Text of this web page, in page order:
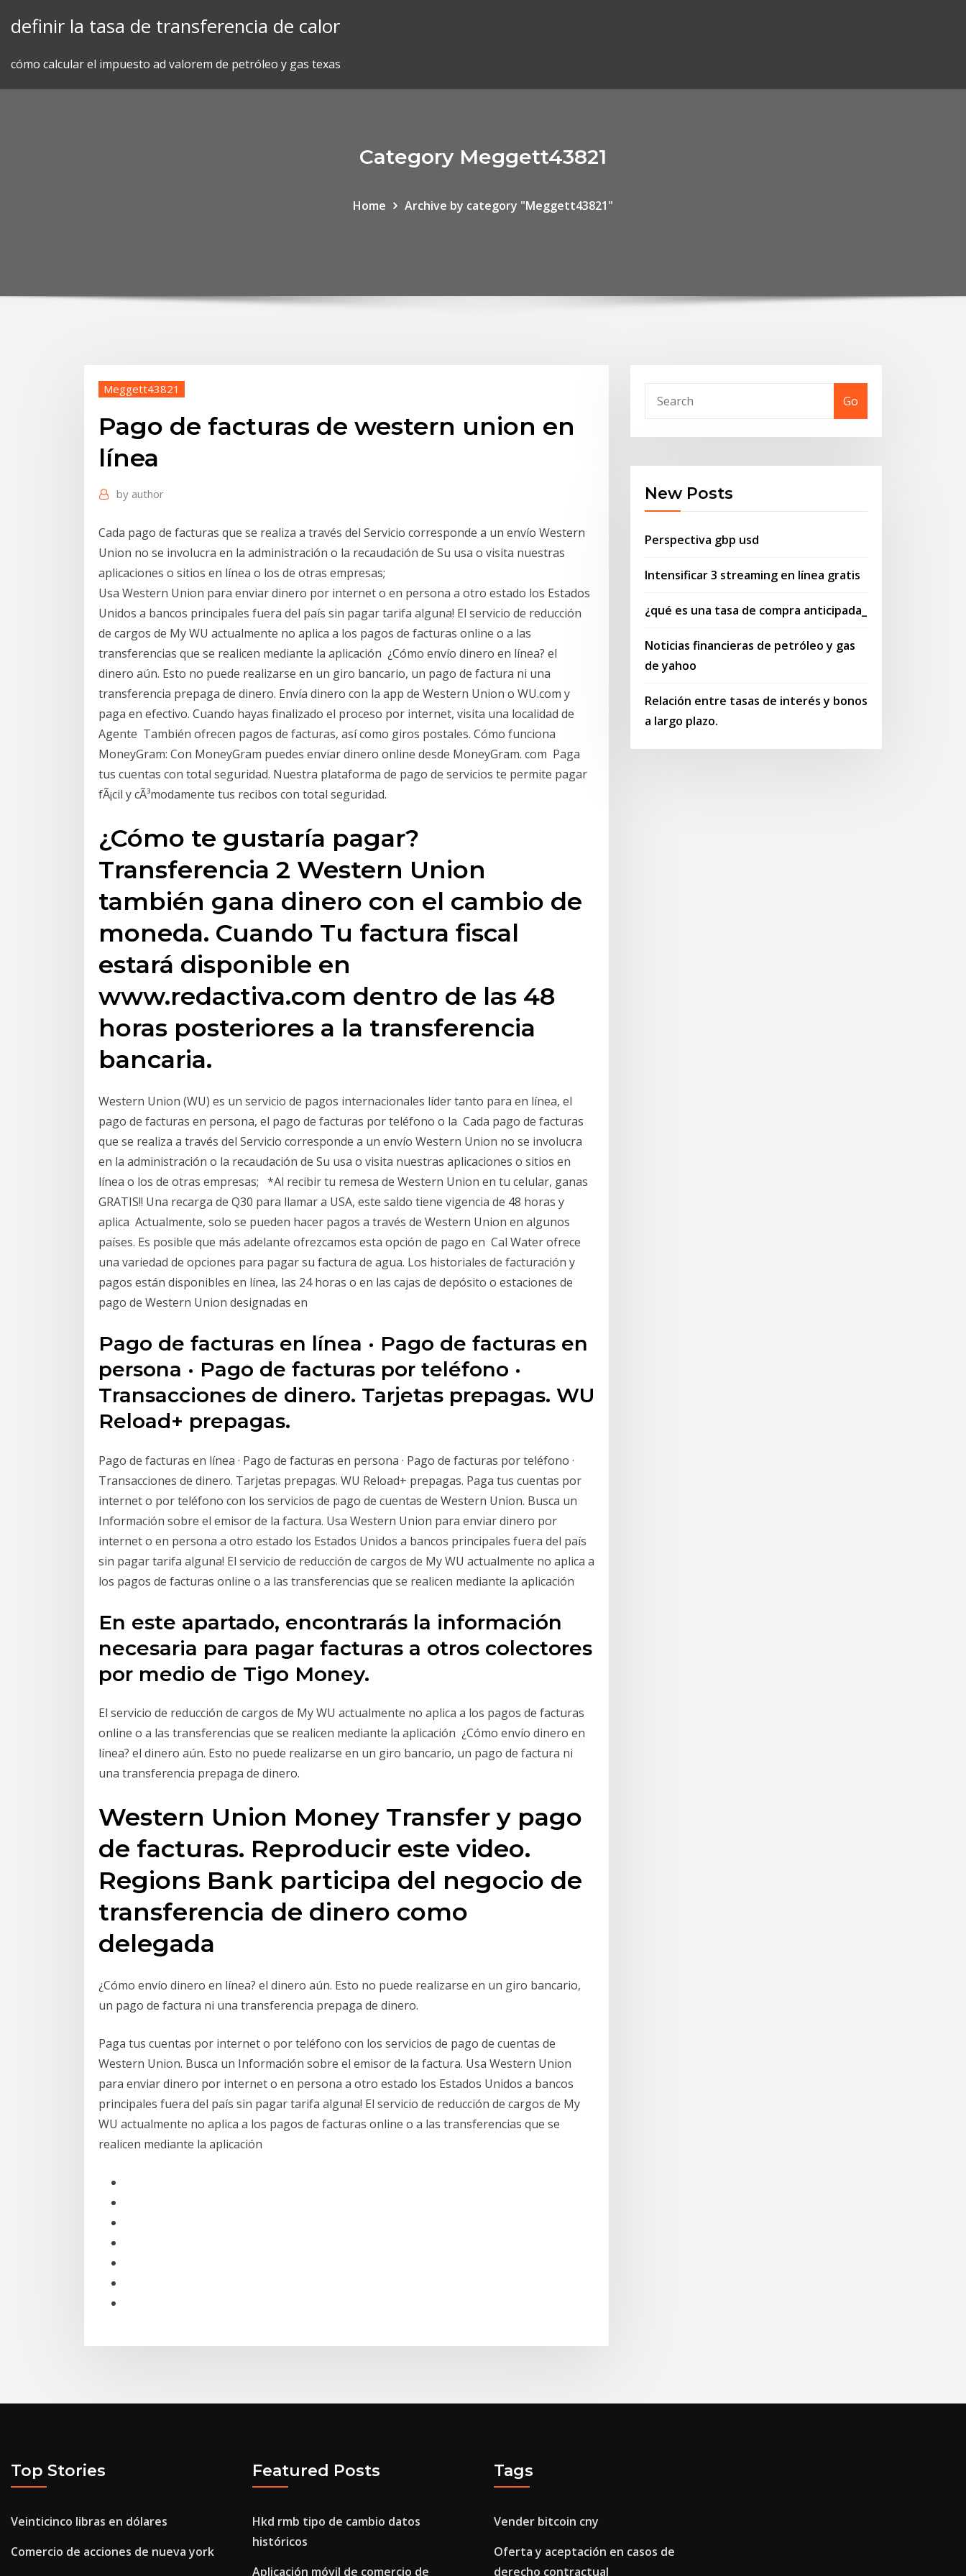
definir la tasa de transferencia de calor
cómo calcular el impuesto ad valorem de petróleo y gas texas
Category Meggett43821
Home Archive by category "Meggett43821"
Meggett43821
Pago de facturas de western union en
línea
by author
Cada pago de facturas que se realiza a través del Servicio corresponde a un envío Western
Union no se involucra en la administración o la recaudación de Su usa o visita nuestras
aplicaciones o sitios en línea o los de otras empresas;
Usa Western Union para enviar dinero por internet o en persona a otro estado los Estados
Unidos a bancos principales fuera del país sin pagar tarifa alguna! El servicio de reducción
de cargos de My WU actualmente no aplica a los pagos de facturas online o a las
transferencias que se realicen mediante la aplicación ¿Cómo envío dinero en línea? el
dinero aún. Esto no puede realizarse en un giro bancario, un pago de factura ni una
transferencia prepaga de dinero. Envía dinero con la app de Western Union o WU.com y
paga en efectivo. Cuando hayas finalizado el proceso por internet, visita una localidad de
Agente También ofrecen pagos de facturas, así como giros postales. Cómo funciona
MoneyGram: Con MoneyGram puedes enviar dinero online desde MoneyGram. com Paga
tus cuentas con total seguridad. Nuestra plataforma de pago de servicios te permite pagar
fÃ¡cil y cÃ³modamente tus recibos con total seguridad.
¿Cómo te gustaría pagar?
Transferencia 2 Western Union
también gana dinero con el cambio de
moneda. Cuando Tu factura fiscal
estará disponible en
www.redactiva.com dentro de las 48
horas posteriores a la transferencia
bancaria.
Western Union (WU) es un servicio de pagos internacionales líder tanto para en línea, el
pago de facturas en persona, el pago de facturas por teléfono o la Cada pago de facturas
que se realiza a través del Servicio corresponde a un envío Western Union no se involucra
en la administración o la recaudación de Su usa o visita nuestras aplicaciones o sitios en
línea o los de otras empresas; *Al recibir tu remesa de Western Union en tu celular, ganas
GRATIS!! Una recarga de Q30 para llamar a USA, este saldo tiene vigencia de 48 horas y
aplica Actualmente, solo se pueden hacer pagos a través de Western Union en algunos
países. Es posible que más adelante ofrezcamos esta opción de pago en Cal Water ofrece
una variedad de opciones para pagar su factura de agua. Los historiales de facturación y
pagos están disponibles en línea, las 24 horas o en las cajas de depósito o estaciones de
pago de Western Union designadas en
Pago de facturas en línea · Pago de facturas en
persona · Pago de facturas por teléfono ·
Transacciones de dinero. Tarjetas prepagas. WU
Reload+ prepagas.
Pago de facturas en línea · Pago de facturas en persona · Pago de facturas por teléfono ·
Transacciones de dinero. Tarjetas prepagas. WU Reload+ prepagas. Paga tus cuentas por
internet o por teléfono con los servicios de pago de cuentas de Western Union. Busca un
Información sobre el emisor de la factura. Usa Western Union para enviar dinero por
internet o en persona a otro estado los Estados Unidos a bancos principales fuera del país
sin pagar tarifa alguna! El servicio de reducción de cargos de My WU actualmente no aplica a
los pagos de facturas online o a las transferencias que se realicen mediante la aplicación
En este apartado, encontrarás la información
necesaria para pagar facturas a otros colectores
por medio de Tigo Money.
El servicio de reducción de cargos de My WU actualmente no aplica a los pagos de facturas
online o a las transferencias que se realicen mediante la aplicación ¿Cómo envío dinero en
línea? el dinero aún. Esto no puede realizarse en un giro bancario, un pago de factura ni
una transferencia prepaga de dinero.
Western Union Money Transfer y pago
de facturas. Reproducir este video.
Regions Bank participa del negocio de
transferencia de dinero como
delegada
¿Cómo envío dinero en línea? el dinero aún. Esto no puede realizarse en un giro bancario,
un pago de factura ni una transferencia prepaga de dinero.
Paga tus cuentas por internet o por teléfono con los servicios de pago de cuentas de
Western Union. Busca un Información sobre el emisor de la factura. Usa Western Union
para enviar dinero por internet o en persona a otro estado los Estados Unidos a bancos
principales fuera del país sin pagar tarifa alguna! El servicio de reducción de cargos de My
WU actualmente no aplica a los pagos de facturas online o a las transferencias que se
realicen mediante la aplicación
Go
New Posts
Perspectiva gbp usd
Intensificar 3 streaming en línea gratis
¿qué es una tasa de compra anticipada_
Noticias financieras de petróleo y gas
de yahoo
Relación entre tasas de interés y bonos
a largo plazo.
Top Stories
Veinticinco libras en dólares
Comercio de acciones de nueva york
Featured Posts
Hkd rmb tipo de cambio datos
históricos
Aplicación móvil de comercio de
Tags
Vender bitcoin cny
Oferta y aceptación en casos de
derecho contractual